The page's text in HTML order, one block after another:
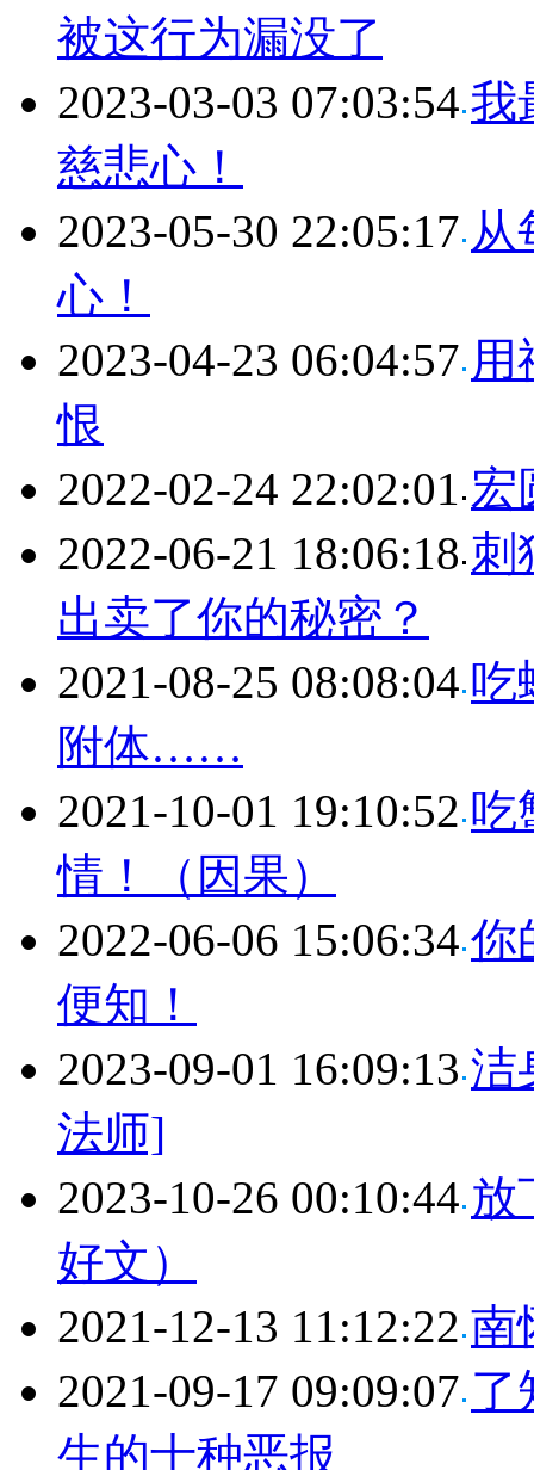
被这行为漏没了
2023-03-03 07:03:54 我
慈悲心！
2023-05-30 22:05:17 从
心！
2023-04-23 06:04:57 用
恨
2022-02-24 22:02:01 宏
2022-06-21 18:06:18 刺
出卖了你的秘密？
2021-08-25 08:08:04 吃
附体……
2021-10-01 19:10:52 吃
情！（因果）
2022-06-06 15:06:34 你
便知！
2023-09-01 16:09:13 洁
法师]
2023-10-26 00:10:44 放
好文）
2021-12-13 11:12:22 南
2021-09-17 09:09:07 了
生的十种恶报